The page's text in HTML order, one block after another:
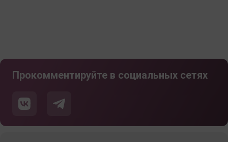
Прокомментируйте в социальных сетях